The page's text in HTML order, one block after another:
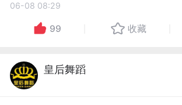
06-08 08:29
99 收藏
皇后舞蹈